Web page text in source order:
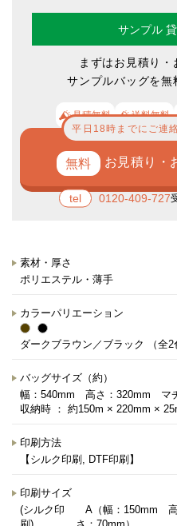
サンプル
まずはお見積り
サンプルバッグを無
見積無料 送料無料
お見積り・
平日18時までにご連
0120-409-727
素材・厚さ
ポリエステル・薄手
カラーパリエーション
ダークブラウン／ブラック （全2
バッグサイズ（約）
幅：540mm 高さ：320mm マ
収納時 ： 約150m × 220mm ×
印刷方法
【シルク印刷, DTF印刷】
印刷サイズ
(シルク印
A（幅：150mm